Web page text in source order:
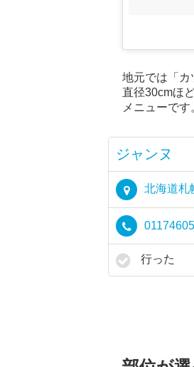
地元では「カ
直径30cmほ
メニューです
ジャンヌ
北海道札
行った